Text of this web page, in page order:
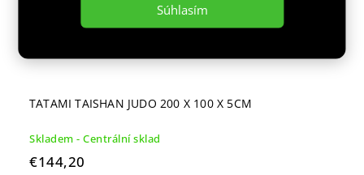
Súhlasím
TATAMI TAISHAN JUDO 200 X 100 X 5CM
Skladem - Centrální sklad
€144,20